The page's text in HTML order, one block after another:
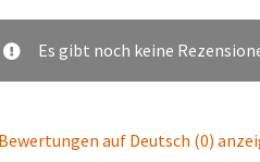
Es gibt noch keine
auf Deutsch (0)